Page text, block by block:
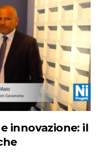
innovazione: il